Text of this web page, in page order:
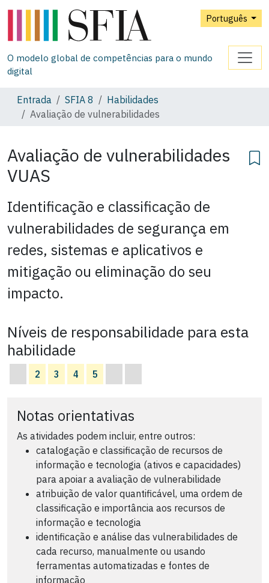
Português
O modelo global de competências para o mundo
digital
Entrada SFIA 8
Habilidades
Avaliação de vulnerabilidades
Avaliação de vulnerabilidades
VUAS
Identificação e classificação de
vulnerabilidades de segurança em
redes, sistemas e aplicativos e
mitigação ou eliminação do seu
impacto.
Níveis de responsabilidade para esta
habilidade
2 3 4 5
Notas orientativas
As atividades podem incluir, entre outros:
catalogação e classificação de recursos de
informação e tecnologia (ativos e capacidades)
para apoiar a avaliação de vulnerabilidade
atribuição de valor quantificável, uma ordem de
classificação e importância aos recursos de
informação e tecnologia
identificação e análise das vulnerabilidades de
cada recurso, manualmente ou usando
ferramentas automatizadas e fontes de
informação